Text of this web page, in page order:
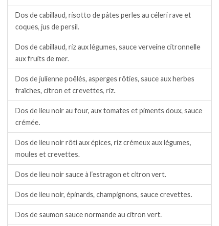
Dos de cabillaud, risotto de pâtes perles au céleri rave et
coques, jus de persil.
Dos de cabillaud, riz aux légumes, sauce verveine citronnelle
aux fruits de mer.
Dos de julienne poêlés, asperges rôties, sauce aux herbes
fraîches, citron et crevettes, riz.
Dos de lieu noir au four, aux tomates et piments doux, sauce
crémée.
Dos de lieu noir rôti aux épices, riz crémeux aux légumes,
moules et crevettes.
Dos de lieu noir sauce à l’estragon et citron vert.
Dos de lieu noir, épinards, champignons, sauce crevettes.
Dos de saumon sauce normande au citron vert.